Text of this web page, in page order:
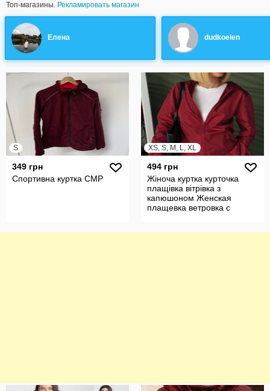
Топ-магазины. Рекламировать магазин
Елена dudkoelen
S
349 грн
Спортивна куртка CMP
XS, S, M, L, XL
494 грн
Жіноча куртка курточка
плащівка вітрівка з
капюшоном Женская
плащевка ветровка с